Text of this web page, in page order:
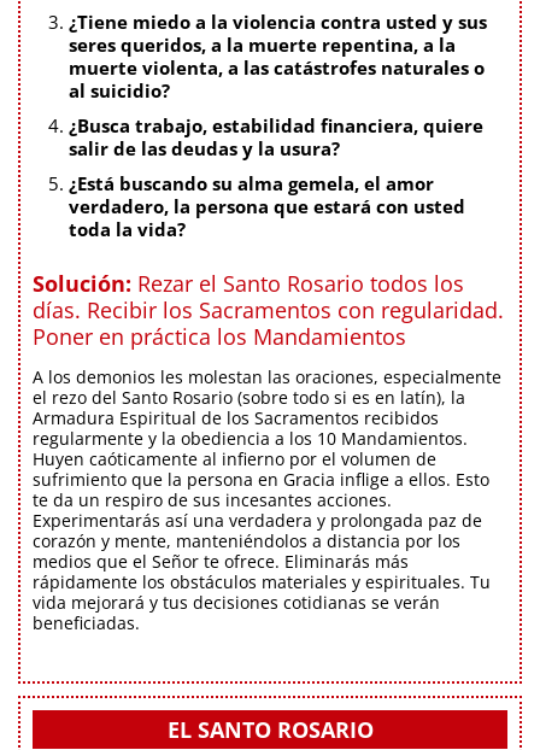
¿Tiene miedo a la violencia contra usted y sus
seres queridos, a la muerte repentina, a la
muerte violenta, a las catástrofes naturales o
al suicidio?
¿Busca trabajo, estabilidad financiera, quiere
salir de las deudas y la usura?
¿Está buscando su alma gemela, el amor
verdadero, la persona que estará con usted
toda la vida?
Solución: Rezar el Santo Rosario todos los
días. Recibir los Sacramentos con regularidad.
Poner en práctica los Mandamientos
A los demonios les molestan las oraciones, especialmente
el rezo del Santo Rosario (sobre todo si es en latín), la
Armadura Espiritual de los Sacramentos recibidos
regularmente y la obediencia a los 10 Mandamientos.
Huyen caóticamente al infierno por el volumen de
sufrimiento que la persona en Gracia inflige a ellos. Esto
te da un respiro de sus incesantes acciones.
Experimentarás así una verdadera y prolongada paz de
corazón y mente, manteniéndolos a distancia por los
medios que el Señor te ofrece. Eliminarás más
rápidamente los obstáculos materiales y espirituales. Tu
vida mejorará y tus decisiones cotidianas se verán
beneficiadas.
EL SANTO ROSARIO